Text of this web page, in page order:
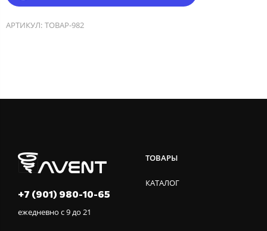
АРТИКУЛ: ТОВАР-982
+7 (901) 980-10-65
ежедневно с 9 до 21
ТОВАРЫ
КАТАЛОГ